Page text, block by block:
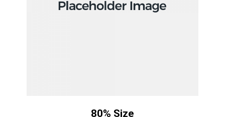
80% Size